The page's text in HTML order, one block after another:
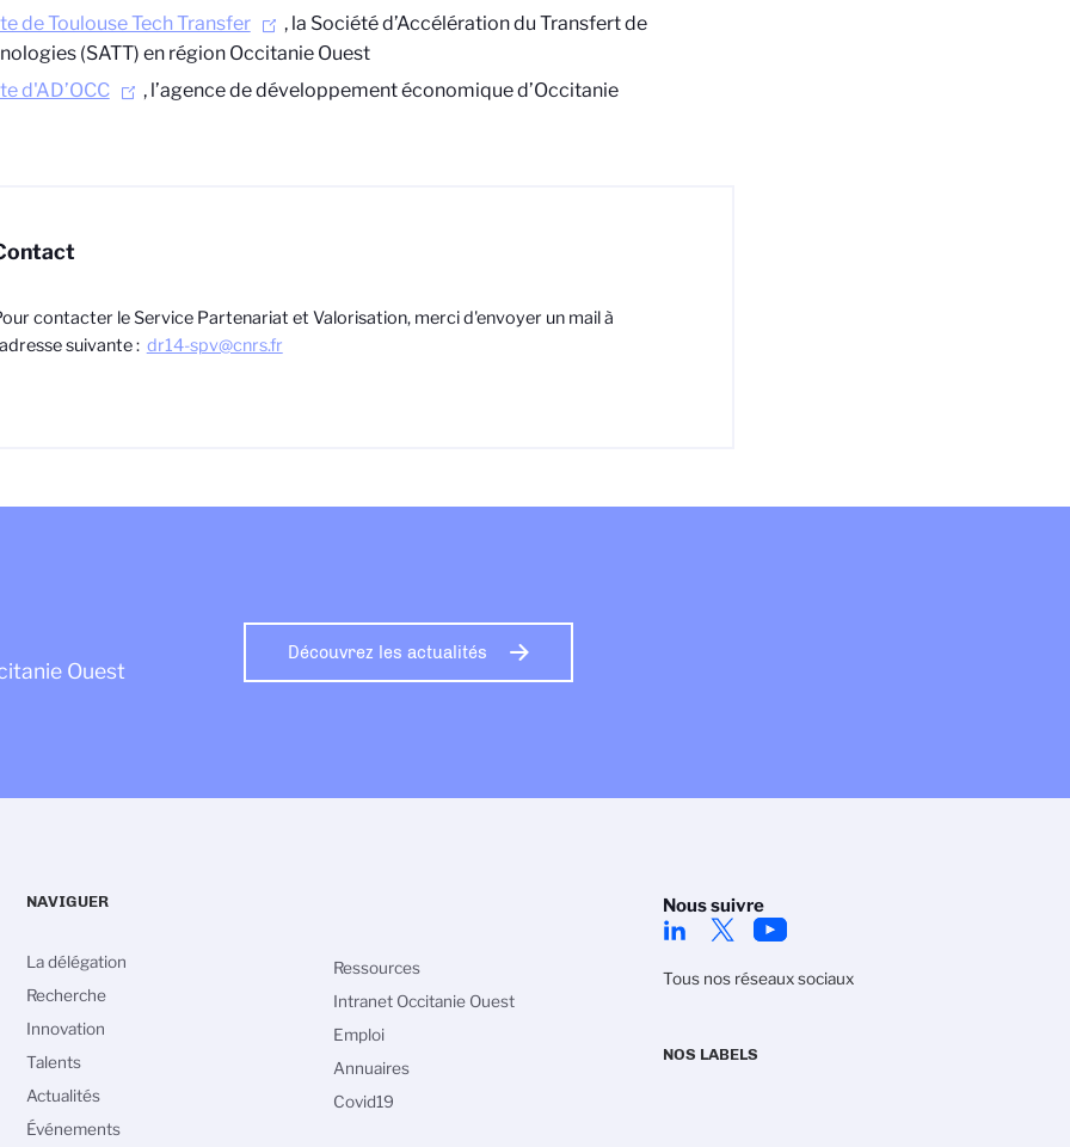
de Toulouse Tech Transfer
, la Société d’Accélération du Transfert de
(SATT) en région Occitanie Ouest
d'AD’OCC
, l’agence de développement économique d’Occitanie
contacter le Service Partenariat et Valorisation, merci d'envoyer un mail à
suivante : dr14-spv@cnrs.fr
Ouest
Découvrez les actualités
Nous suivre
Tous nos réseaux sociaux
NOS LABELS
NAVIGUER
La délégation
Recherche
Innovation
Talents
Actualités
Événements
Ressources
Intranet Occitanie Ouest
Emploi
Annuaires
Covid19
Options